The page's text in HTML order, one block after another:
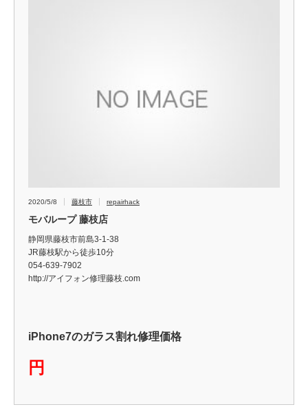
2020/5/8 藤枝市 repairhack
モバループ 藤枝店
静岡県藤枝市前島3-1-38
JR藤枝駅から徒歩10分
054-639-7902
http://アイフォン修理藤枝.com
iPhone7のガラス割れ修理価格
円